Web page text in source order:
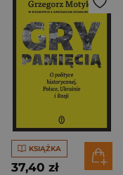
KSIĄŻKA
37,40 zł